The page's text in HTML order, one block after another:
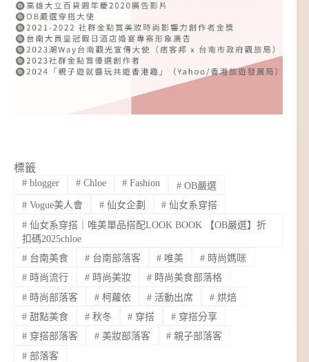
標籤
#blogger #Chloe # Fashion # OB嚴選
#Vogue美人會 #仙女企劃 # 仙女系穿搭
#仙女系穿搭｜唯美單品搭配LOOK BOOK 【OB嚴選】折
扣碼2025chloe
#台南美食 #台南部落客 # 唯美 # 時尚媽咪
#時尚流行 #時尚美妝 # 時尚美食部落格
#時尚部落客 #柯蘿依 # 活動出席 # 烘焙
#甜點美食 #秋冬 # 穿搭 # 穿搭分享
#穿搭部落客 #美妝部落客 # 親子部落客
#部落客